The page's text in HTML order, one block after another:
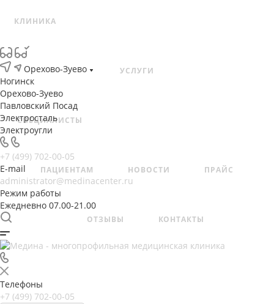
КЛИНИКА
УСЛУГИ
СПЕЦИАЛИСТЫ
ПАЦИЕНТАМ НОВОСТИ ПРАЙС
ОТЗЫВЫ КОНТАКТЫ
Орехово-Зуево
Ногинск
Орехово-Зуево
Павловский Посад
Электросталь
Электроугли
+7 (499) 702-00-05
E-mail
administrator@medinacenter.ru
Режим работы
Ежедневно 07.00-21.00
Телефоны
+7 (499) 702-00-05